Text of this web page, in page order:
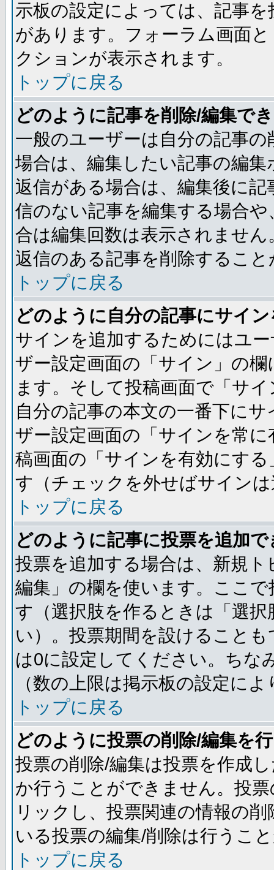
示板の設定によっては、記事
があります。フォーラム画面
クションが表示されます。
トップに戻る
どのように記事を削除/編集で
一般のユーザーは自分の記事
場合は、編集したい記事の編
返信がある場合は、編集後に
信のない記事を編集する場合
合は編集回数は表示されませ
返信のある記事を削除するこ
トップに戻る
どのように自分の記事にサイ
サインを追加するためにはユ
ザー設定画面の「サイン」の
ます。そして投稿画面で「サ
自分の記事の本文の一番下に
ザー設定画面の「サインを常
稿画面の「サインを有効にす
す（チェックを外せばサイン
トップに戻る
どのように記事に投票を追加
投票を追加する場合は、新規
編集」の欄を使います。ここ
す（選択肢を作るときは「選
い）。投票期間を設けること
は0に設定してください。ちな
（数の上限は掲示板の設定に
トップに戻る
どのように投票の削除/編集を
投票の削除/編集は投票を作成
か行うことができません。投
リックし、投票関連の情報の
いる投票の編集/削除は行うこ
トップに戻る